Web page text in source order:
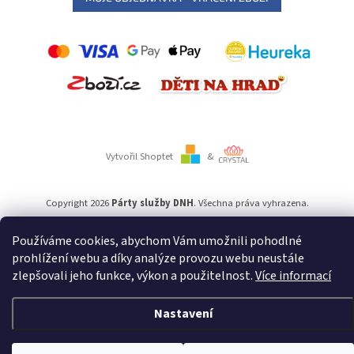
Používáme cookies, abychom Vám umožnili pohodlné
prohlížení webu a díky analýze provozu webu neustále
zlepšovali jeho funkce, výkon a použitelnost.Více informací
Nastavení
Vytvořil Shoptet &
Copyright 2026 Párty služby DNH. Všechna práva vyhrazena.
Používámeověření věku Adulto